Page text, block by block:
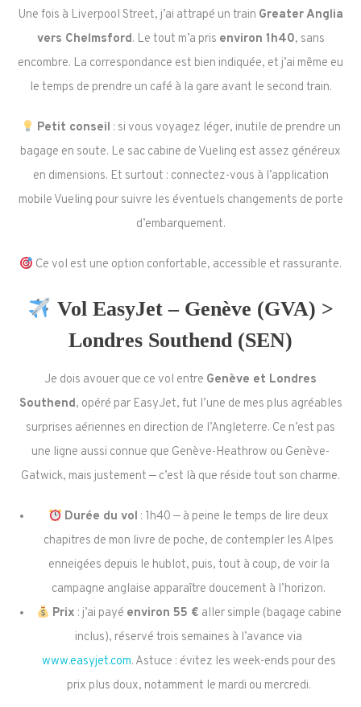
Une fois à Liverpool Street, j’ai attrapé un train Greater Anglia
vers Chelmsford. Le tout m’a pris environ 1h40, sans
encombre. La correspondance est bien indiquée, et j’ai même eu
le temps de prendre un café à la gare avant le second train.
Petit conseil : si vous voyagez léger, inutile de prendre un
bagage en soute. Le sac cabine de Vueling est assez généreux
en dimensions. Et surtout : connectez-vous à l’application
mobile Vueling pour suivre les éventuels changements de porte
d’embarquement.
Ce vol est une option confortable, accessible et rassurante.
Vol EasyJet – Genève (GVA) >
Londres Southend (SEN)
Je dois avouer que ce vol entre Genève et Londres
Southend, opéré par EasyJet, fut l’une de mes plus agréables
surprises aériennes en direction de l’Angleterre. Ce n’est pas
une ligne aussi connue que Genève-Heathrow ou Genève-
Gatwick, mais justement — c’est là que réside tout son charme.
Durée du vol : 1h40 — à peine le temps de lire deux
chapitres de mon livre de poche, de contempler les Alpes
enneigées depuis le hublot, puis, tout à coup, de voir la
campagne anglaise apparaître doucement à l’horizon.
Prix : j’ai payé environ 55 € aller simple (bagage cabine
inclus), réservé trois semaines à l’avance via
www.easyjet.com. Astuce : évitez les week-ends pour des
prix plus doux, notamment le mardi ou mercredi.